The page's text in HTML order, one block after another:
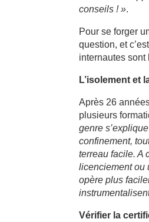
conseils ! ».
Pour se forger
question, et
internautes sont
L’isolement et
Après 26
plusieurs
genre
confinement,
terreau facile. A
licenciement ou
opère plus
Vérifier la